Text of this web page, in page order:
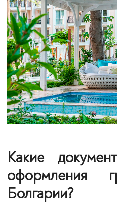
Какие
оформления
Болгарии?